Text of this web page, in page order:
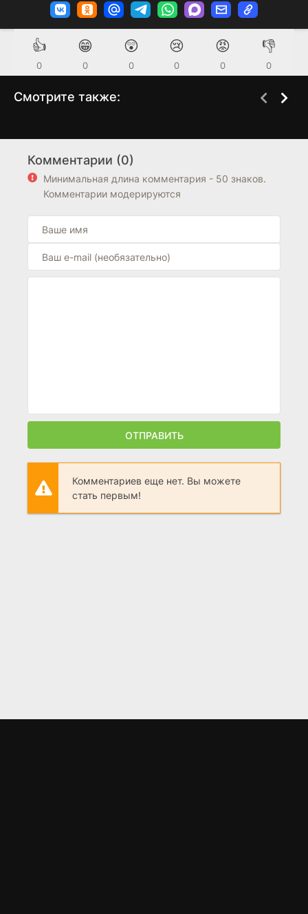
👍
0
😁
0
😲
0
😢
0
😡
0
👎
0
Смотрите также:
9,1
Комментарии (0)
Минимальная длина комментария - 50 знаков.
Комментарии модерируются
ОТПРАВИТЬ
Комментариев еще нет. Вы можете
стать первым!